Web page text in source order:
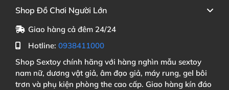
Shop Đồ Chơi Người Lớn
Giao hàng cả đêm 24/24
Hotline: 0938411000
Shop Sextoy chính hãng với hàng nghìn mẫu sextoy
nam nữ, dương vật giả, âm đạo giả, máy rung, gel bôi
trơn và phụ kiện phòng the cao cấp. Giao hàng kín đáo